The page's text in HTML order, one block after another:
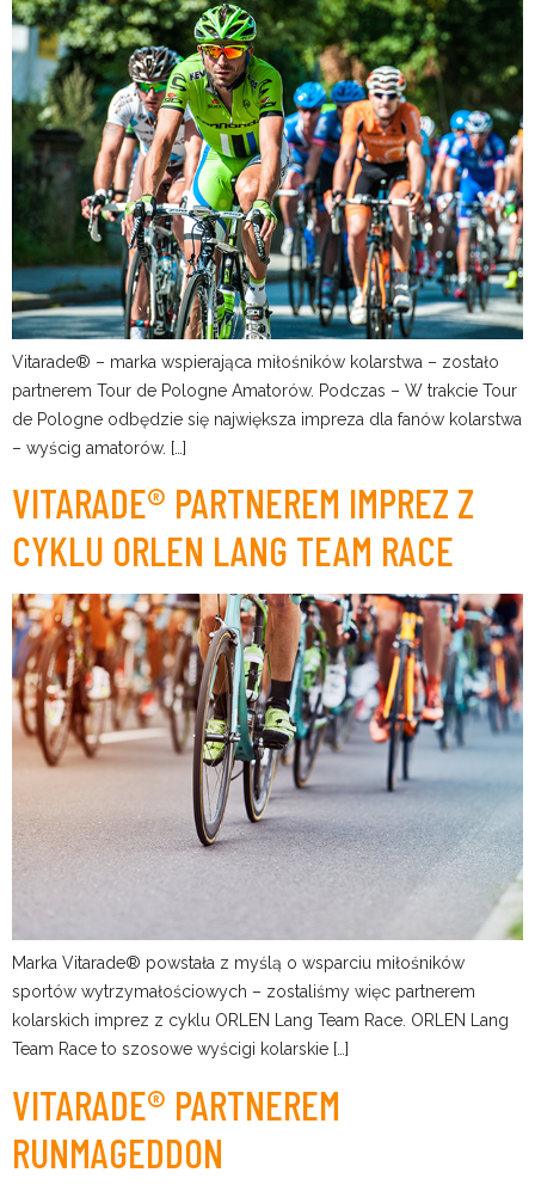
Vitarade® – marka wspierająca miłośników kolarstwa – zostało
partnerem Tour de Pologne Amatorów. Podczas – W trakcie Tour
de Pologne odbędzie się największa impreza dla fanów kolarstwa
– wyścig amatorów. […]
VITARADE® PARTNEREM IMPREZ Z
CYKLU ORLEN LANG TEAM RACE
Marka Vitarade® powstała z myślą o wsparciu miłośników
sportów wytrzymałościowych – zostaliśmy więc partnerem
kolarskich imprez z cyklu ORLEN Lang Team Race. ORLEN Lang
Team Race to szosowe wyścigi kolarskie […]
VITARADE® PARTNEREM
RUNMAGEDDON